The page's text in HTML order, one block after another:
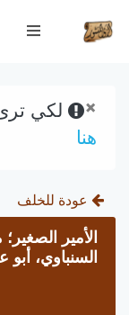
× لكي
هنا
عودة للخلف
الأمير
السنباوي، أبو